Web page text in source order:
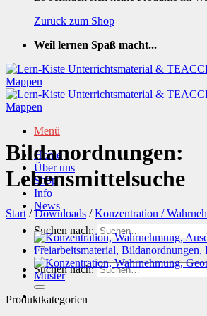
Zurück zum Shop
Weil lernen Spaß macht...
Menü
Home
Über uns
Shop
Info
News
Suchen nach:
Suchen nach:
Bildanordnungen:
Lebensmittelsuche
Start / Downloads / Konzentration /
Produktkategorien